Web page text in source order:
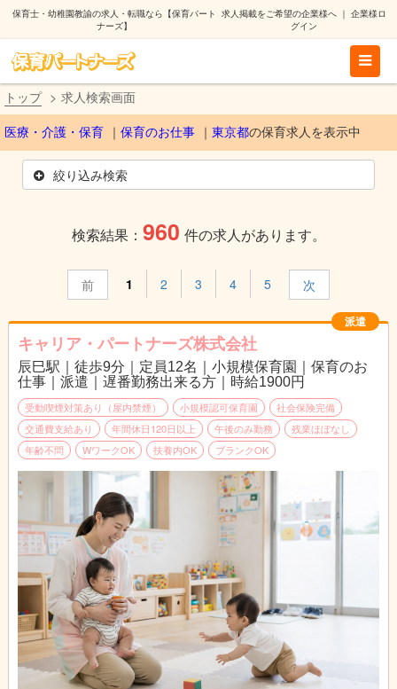
保育士・幼稚園教諭の求人・転職なら【保育パート
ナーズ】
求人掲載をご希望の企業様へ｜ 企業様ロ
グイン
トップ 求人検索画面
医療・介護・保育 保育のお仕事 東京都の保育求人を表示中
絞り込み検索
検索結果： 960 件の求人があります。
前 1 2 3 4 5 次
派遣
キャリア・パートナーズ株式会社
辰巳駅｜徒歩9分｜定員12名｜小規模保育園｜保育のお
仕事｜派遣｜遅番勤務出来る方｜時給1900円
受動喫煙対策あり（屋内禁煙） 小規模認可保育園
社会保険完備
交通費支給あり
年間休日120日以上 午後のみ勤務
残業ほぼなし
年齢不問
WワークOK 扶養内OK ブランクOK